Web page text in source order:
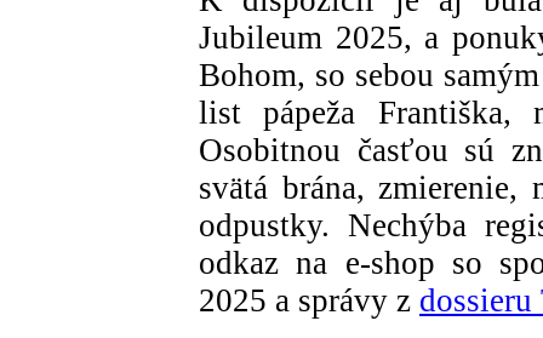
Jubileum 2025, a
Bohom, so sebou
list pápeža Františka,
Osobitnou časťou sú
svätá brána,
odpustky. Nechýba
odkaz na e-shop so
2025 a správy z